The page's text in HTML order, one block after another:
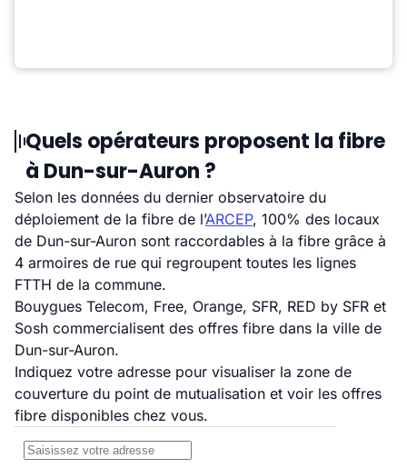
Quels opérateurs proposent la fibre
à Dun-sur-Auron ?
Selon les données du dernier observatoire du
déploiement de la fibre de l’ARCEP, 100% des locaux
de Dun-sur-Auron sont raccordables à la fibre grâce à
4 armoires de rue qui regroupent toutes les lignes
FTTH de la commune.
Bouygues Telecom, Free, Orange, SFR, RED by SFR et
Sosh commercialisent des offres fibre dans la ville de
Dun-sur-Auron.
Indiquez votre adresse pour visualiser la zone de
couverture du point de mutualisation et voir les offres
fibre disponibles chez vous.